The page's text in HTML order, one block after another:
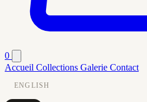
0
Accueil Collections Galerie Contact
ENGLISH